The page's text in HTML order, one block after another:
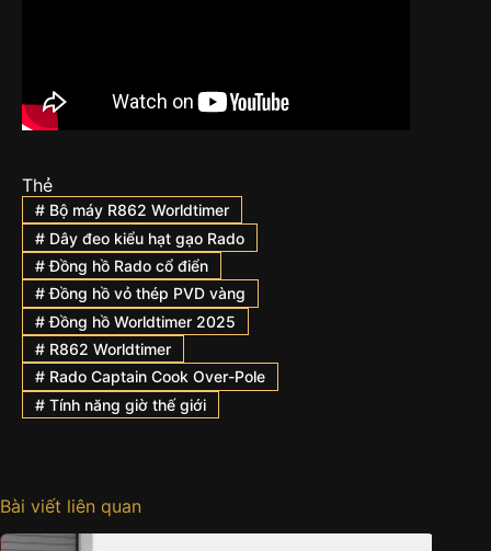
Thẻ
#Bộ máy R862 Worldtimer
#Dây đeo kiểu hạt gạo Rado
#Đồng hồ Rado cổ điển
#Đồng hồ vỏ thép PVD vàng
#Đồng hồ Worldtimer 2025
#R862 Worldtimer
#Rado Captain Cook Over-Pole
#Tính năng giờ thế giới
Bài viết liên quan